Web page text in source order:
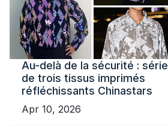
Au-delà de la sécurité : série
de trois tissus imprimés
réfléchissants Chinastars
Apr 10, 2026